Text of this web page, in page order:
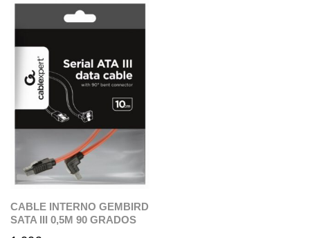
CABLE INTERNO GEMBIRD
SATA III 0,5M 90 GRADOS